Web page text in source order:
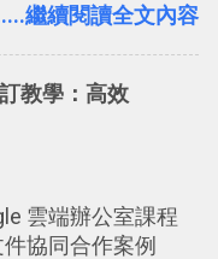
工具？ 如何用
電腦工作流程。
繼續閱讀全文內容
教學：高效
雲端辦公室課程
件協同合作案例